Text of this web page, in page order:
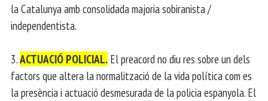
la Catalunya amb consolidada majoria sobiranista /
independentista.
3.ACTUACIÓ POLICIAL. El preacord no diu res sobre un dels
factors que altera la normalització de la vida política com es
la presència i actuació desmesurada de la policia espanyola. El